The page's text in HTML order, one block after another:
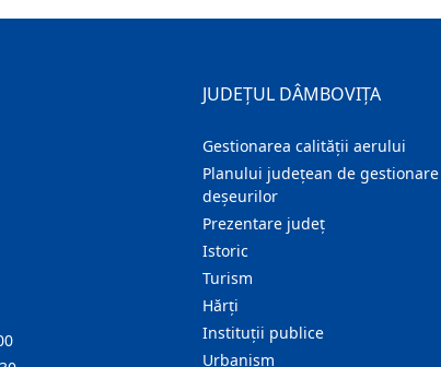
JUDEȚUL DÂMBOVIȚA
Gestionarea calității aerului
Planului județean de gestionare
deșeurilor
Prezentare judeţ
Istoric
Turism
Hărţi
Instituţii publice
Urbanism